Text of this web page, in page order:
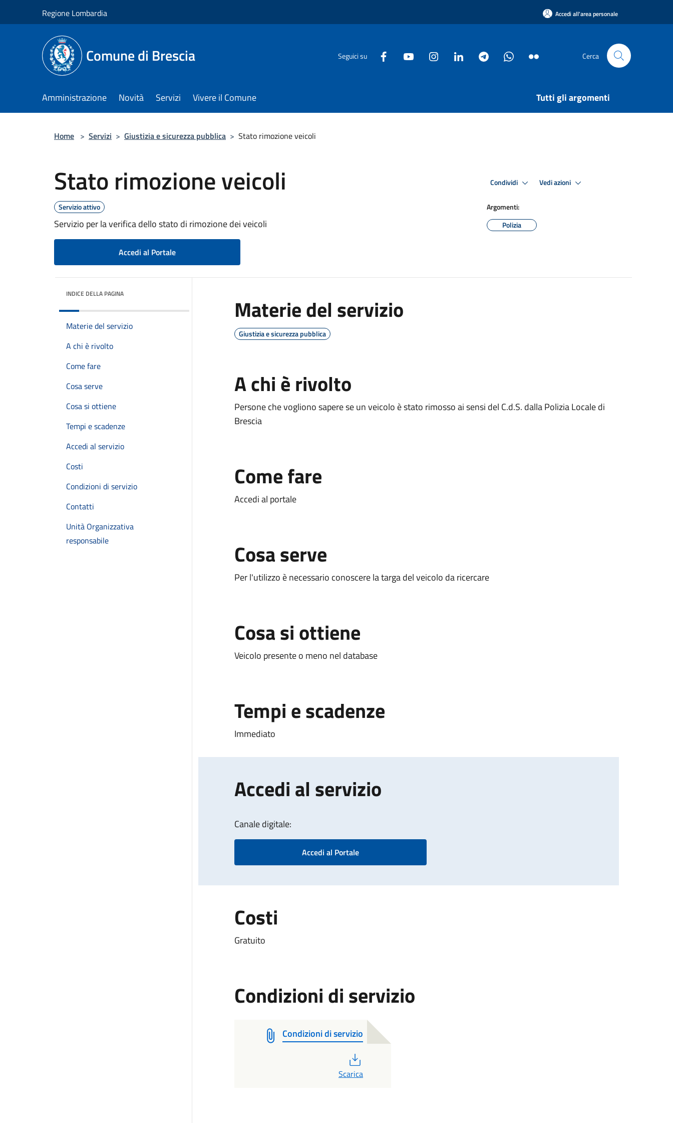
Regione Lombardia Accedi all'area personale
Comune di Brescia Seguici su Cerca
Amministrazione Novità Servizi Vivere il Comune Tutti gli argomenti
Home > Servizi > Giustizia e sicurezza pubblica > Stato rimozione veicoli
Stato rimozione veicoli
Servizio attivo
Servizio per la verifica dello stato di rimozione dei veicoli
Accedi al Portale
Condividi Vedi azioni
Argomenti:
Polizia
INDICE DELLA PAGINA
Materie del servizio
A chi è rivolto
Come fare
Cosa serve
Cosa si ottiene
Tempi e scadenze
Accedi al servizio
Costi
Condizioni di servizio
Contatti
Unità Organizzativa
responsabile
Materie del servizio
Giustizia e sicurezza pubblica
A chi è rivolto
Persone che vogliono sapere se un veicolo è stato rimosso ai sensi del C.d.S. dalla Polizia Locale di
Brescia
Come fare
Accedi al portale
Cosa serve
Per l'utilizzo è necessario conoscere la targa del veicolo da ricercare
Cosa si ottiene
Veicolo presente o meno nel database
Tempi e scadenze
Immediato
Accedi al servizio
Canale digitale:
Accedi al Portale
Costi
Gratuito
Condizioni di servizio
Condizioni di servizio
Scarica